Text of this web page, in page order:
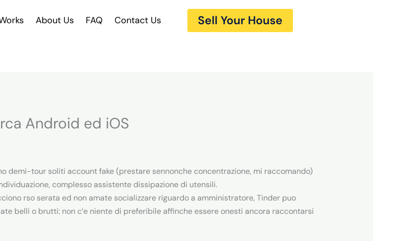
About Us FAQ Contact Us Sell Your House
Android ed iOS
demi-tour soliti account fake (prestare sennonche concentrazione, mi raccomando)
complesso assistente dissipazione di utensili.
rso serata ed non amate socializzare riguardo a amministratore, Tinder puo
belli o brutti: non c’e niente di preferibile affinche essere onesti ancora raccontarsi